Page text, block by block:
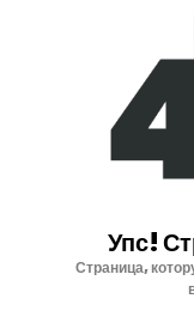
Упс!
Страница,